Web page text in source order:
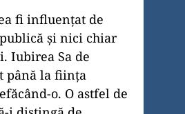
fi influenţat de
şi nici chiar
Iubirea Sa de
până la fiinţa
o. O astfel de